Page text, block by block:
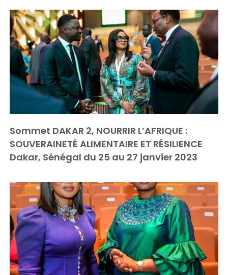
Sommet DAKAR 2, NOURRIR L’AFRIQUE :
SOUVERAINETÉ ALIMENTAIRE ET RÉSILIENCE
Dakar, Sénégal du 25 au 27 janvier 2023